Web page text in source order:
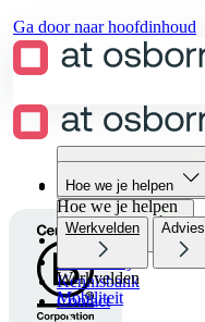
Ga door naar hoofdinhoud
Hoe we je helpen
Wie we zijn
Werken bij
Kennisbank
Contact
Hoe we je helpen
Hoe we je helpen
Werkvelden Advies
Werkvelden
Mobiliteit